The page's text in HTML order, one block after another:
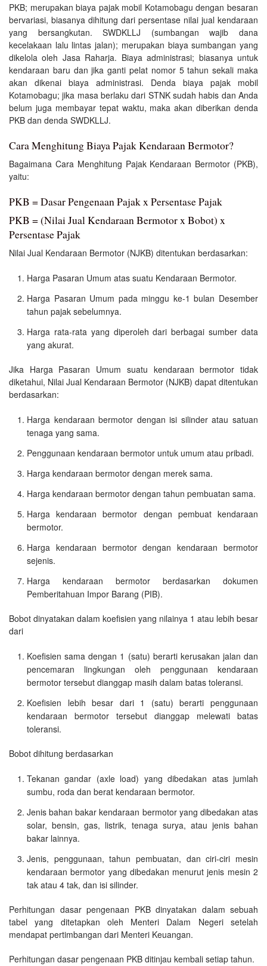
PKB; merupakan biaya pajak mobil Kotamobagu dengan besaran
bervariasi, biasanya dihitung dari persentase nilai jual kendaraan
yang bersangkutan. SWDKLLJ (sumbangan wajib dana
kecelakaan lalu lintas jalan); merupakan biaya sumbangan yang
dikelola oleh Jasa Raharja. Biaya administrasi; biasanya untuk
kendaraan baru dan jika ganti pelat nomor 5 tahun sekali maka
akan dikenai biaya administrasi. Denda biaya pajak mobil
Kotamobagu; jika masa berlaku dari STNK sudah habis dan Anda
belum juga membayar tepat waktu, maka akan diberikan denda
PKB dan denda SWDKLLJ.
Cara Menghitung Biaya Pajak Kendaraan Bermotor?
Bagaimana Cara Menghitung Pajak Kendaraan Bermotor (PKB),
yaitu:
PKB = Dasar Pengenaan Pajak x Persentase Pajak
PKB = (Nilai Jual Kendaraan Bermotor x Bobot) x
Persentase Pajak
Nilai Jual Kendaraan Bermotor (NJKB) ditentukan berdasarkan:
Harga Pasaran Umum atas suatu Kendaraan Bermotor.
Harga Pasaran Umum pada minggu ke-1 bulan Desember
tahun pajak sebelumnya.
Harga rata-rata yang diperoleh dari berbagai sumber data
yang akurat.
Jika Harga Pasaran Umum suatu kendaraan bermotor tidak
diketahui, Nilai Jual Kendaraan Bermotor (NJKB) dapat ditentukan
berdasarkan:
Harga kendaraan bermotor dengan isi silinder atau satuan
tenaga yang sama.
Penggunaan kendaraan bermotor untuk umum atau pribadi.
Harga kendaraan bermotor dengan merek sama.
Harga kendaraan bermotor dengan tahun pembuatan sama.
Harga kendaraan bermotor dengan pembuat kendaraan
bermotor.
Harga kendaraan bermotor dengan kendaraan bermotor
sejenis.
Harga kendaraan bermotor berdasarkan dokumen
Pemberitahuan Impor Barang (PIB).
Bobot dinyatakan dalam koefisien yang nilainya 1 atau lebih besar
dari
Koefisien sama dengan 1 (satu) berarti kerusakan jalan dan
pencemaran lingkungan oleh penggunaan kendaraan
bermotor tersebut dianggap masih dalam batas toleransi.
Koefisien lebih besar dari 1 (satu) berarti penggunaan
kendaraan bermotor tersebut dianggap melewati batas
toleransi.
Bobot dihitung berdasarkan
Tekanan gandar (axle load) yang dibedakan atas jumlah
sumbu, roda dan berat kendaraan bermotor.
Jenis bahan bakar kendaraan bermotor yang dibedakan atas
solar, bensin, gas, listrik, tenaga surya, atau jenis bahan
bakar lainnya.
Jenis, penggunaan, tahun pembuatan, dan ciri-ciri mesin
kendaraan bermotor yang dibedakan menurut jenis mesin 2
tak atau 4 tak, dan isi silinder.
Perhitungan dasar pengenaan PKB dinyatakan dalam sebuah
tabel yang ditetapkan oleh Menteri Dalam Negeri setelah
mendapat pertimbangan dari Menteri Keuangan.
Perhitungan dasar pengenaan PKB ditinjau kembali setiap tahun.